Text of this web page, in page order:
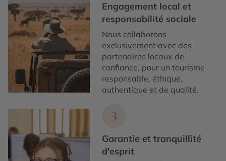
Engagement local et
responsabilité sociale
Nous collaborons
exclusivement avec des
partenaires locaux de
confiance, pour un tourisme
responsable, éthique,
authentique et de qualité.
3
Garantie et tranquillité
d'esprit